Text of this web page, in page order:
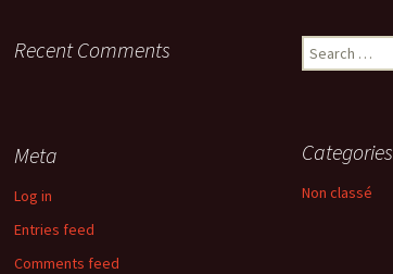
Recent Comments
Search
for:
Categories
Non classé
Meta
Log in
Entries feed
Comments feed